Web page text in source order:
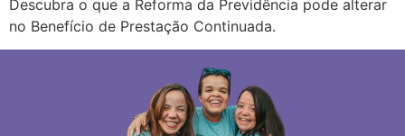
Descubra o que a Reforma da Previdência pode alterar
no Benefício de Prestação Continuada.